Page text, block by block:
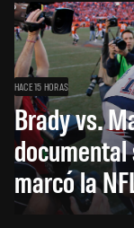
HACE 15 HORAS
Brady vs.
marcó la